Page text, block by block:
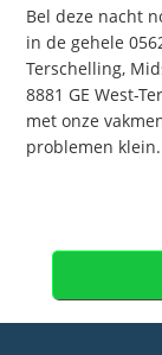
Bel deze nacht
in de gehele
Terschelling,
8881 GE West-
met onze
problemen klein.